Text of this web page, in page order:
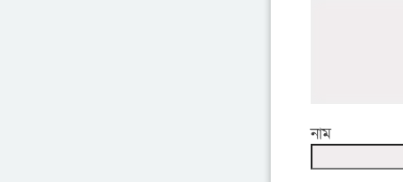
নাম